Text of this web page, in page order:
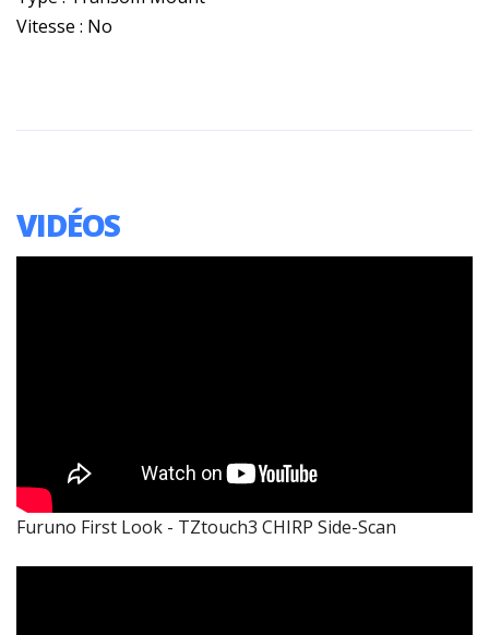
Vitesse : No
VIDÉOS
Furuno First Look - TZtouch3 CHIRP Side-Scan